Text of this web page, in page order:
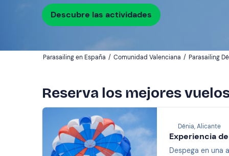
Descubre las actividades
Parasailing en España / Comunidad Valenciana / Parasailing
Reserva los mejores
Dénia, Alicante
Experiencia
Despega en una